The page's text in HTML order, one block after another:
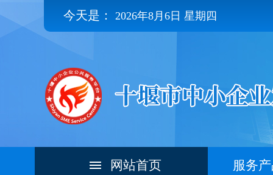
今天是： 2026年8月6日 星期四
网站首页 服务